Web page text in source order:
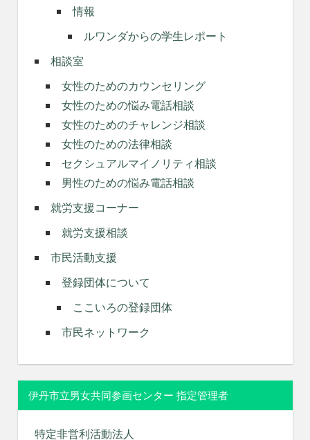
情報
ルワンダからの学生レポート
相談室
女性のためのカウンセリング
女性のための悩み電話相談
女性のためのチャレンジ相談
女性のための法律相談
セクシュアルマイノリティ相談
男性のための悩み電話相談
就労支援コーナー
就労支援相談
市民活動支援
登録団体について
ここいろの登録団体
市民ネットワーク
伊丹市立男女共同参画センター 指定管理者
特定非営利活動法人